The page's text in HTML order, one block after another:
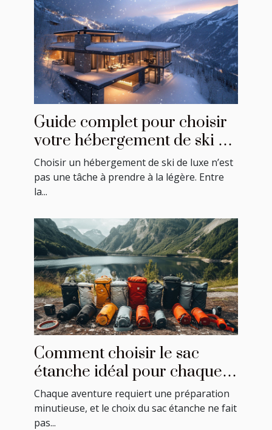
Guide complet pour choisir
votre hébergement de ski de
luxe
Choisir un hébergement de ski de luxe n’est
pas une tâche à prendre à la légère. Entre
la...
Comment choisir le sac
étanche idéal pour chaque
activité ?
Chaque aventure requiert une préparation
minutieuse, et le choix du sac étanche ne fait
pas...